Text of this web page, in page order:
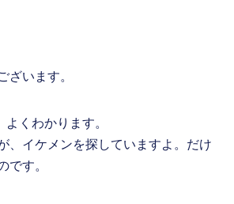
ざいます。
くわかります。
、イケメンを探していますよ。だけ
です。